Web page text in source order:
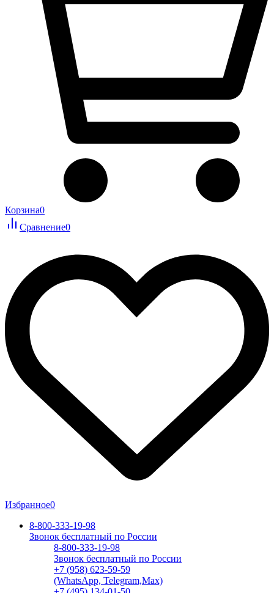
Корзина0
Сравнение0
Избранное0
8-800-333-19-98
Звонок бесплатный по России
8-800-333-19-98
Звонок бесплатный по России
+7 (958) 623-59-59
(WhatsApp, Telegram,Max)